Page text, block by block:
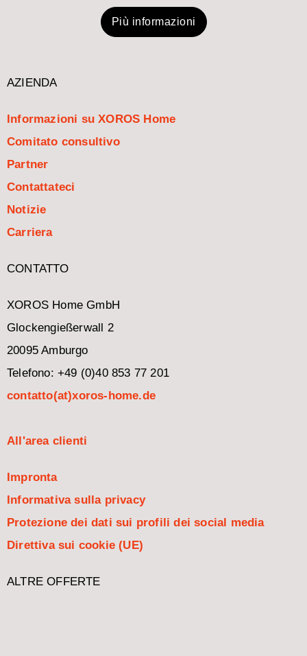
Più informazioni
AZIENDA
Informazioni su XOROS Home
Comitato consultivo
Partner
Contattateci
Notizie
Carriera
CONTATTO
XOROS Home GmbH
Glockengießerwall 2
20095 Amburgo
Telefono: +49 (0)40 853 77 201
contatto(at)xoros-home.de
All'area clienti
Impronta
Informativa sulla privacy
Protezione dei dati sui profili dei social media
Direttiva sui cookie (UE)
ALTRE OFFERTE
Español